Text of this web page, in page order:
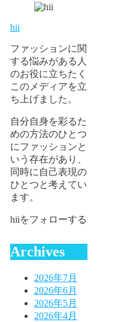
hii
ファッションに関
する悩みがある人
のお役に立ちたく
このメディアを立
ち上げました。
自分自身を彩るた
めの方法のひとつ
にファッションと
いう存在があり、
同時に自己表現の
ひとつと考えてい
ます。
hiiをフォローする
Archives
2026年7月
2026年6月
2026年5月
2026年4月